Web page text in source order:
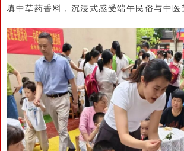
填中草药香料，沉浸式感受端午民俗与中医